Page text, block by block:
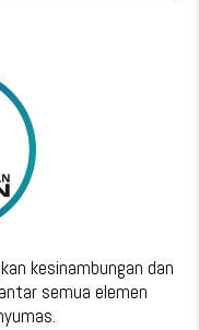
kesinambungan dan
semua elemen